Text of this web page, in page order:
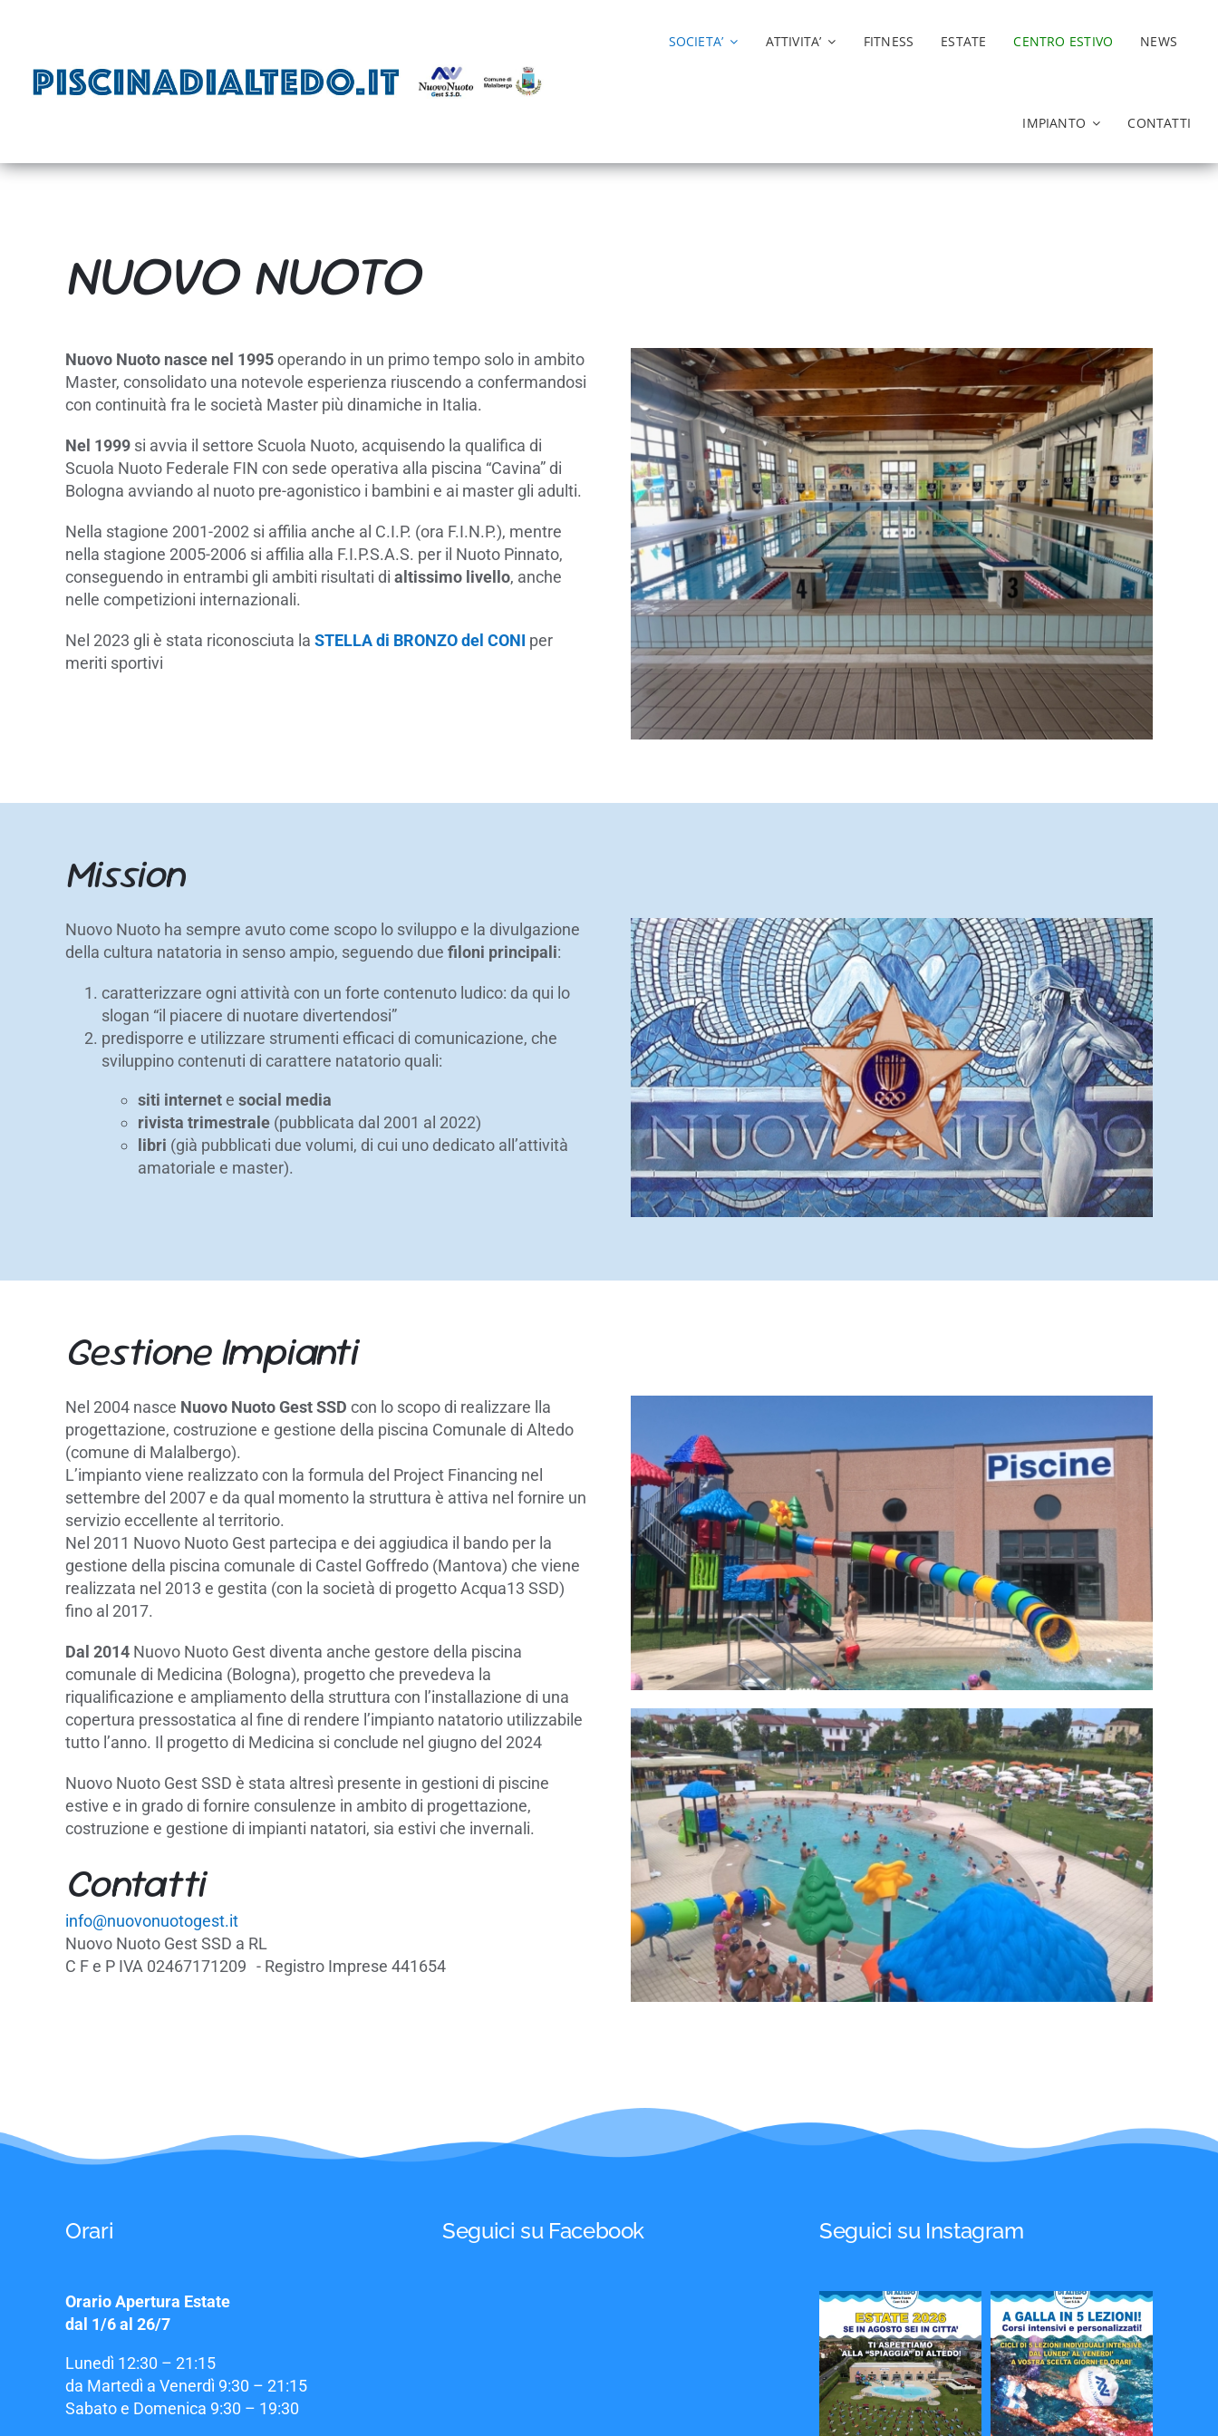
SOCIETA’ ATTIVITA’ FITNESS ESTATE CENTRO ESTIVO NEWS
IMPIANTO CONTATTI
NUOVO NUOTO
Nuovo Nuoto nasce nel 1995operando in un primo tempo solo in ambito
Master, consolidato una notevole esperienza riuscendo a confermandosi
con continuità fra le società Master più dinamiche in Italia.
Nel 1999si avvia il settore Scuola Nuoto, acquisendo la qualifica di
Scuola Nuoto Federale FIN con sede operativa alla piscina “Cavina” di
Bologna avviando al nuoto pre-agonistico i bambini e ai master gli adulti.
Nella stagione 2001-2002 si affilia anche al C.I.P. (ora F.I.N.P.), mentre
nella stagione 2005-2006 si affilia alla F.I.P.S.A.S. per il Nuoto Pinnato,
conseguendo in entrambi gli ambiti risultati di altissimo livello, anche
nelle competizioni internazionali.
Nel 2023 gli è stata riconosciuta la STELLA di BRONZO del CONI per
meriti sportivi
Mission
Nuovo Nuoto ha sempre avuto come scopo lo sviluppo e la divulgazione
della cultura natatoria in senso ampio, seguendo due filoni principali:
caratterizzare ogni attività con un forte contenuto ludico: da qui lo
slogan “il piacere di nuotare divertendosi”
predisporre e utilizzare strumenti efficaci di comunicazione, che
sviluppino contenuti di carattere natatorio quali:
siti internete social media
rivista trimestrale(pubblicata dal 2001 al 2022)
libri (già pubblicati due volumi, di cui uno dedicato all’attività
amatoriale e master).
Gestione Impianti
Nel 2004 nasce Nuovo Nuoto Gest SSD con lo scopo di realizzare lla
progettazione, costruzione e gestione della piscina Comunale di Altedo
(comune di Malalbergo).
L’impianto viene realizzato con la formula del Project Financing nel
settembre del 2007 e da qual momento la struttura è attiva nel fornire un
servizio eccellente al territorio.
Nel 2011 Nuovo Nuoto Gest partecipa e dei aggiudica il bando per la
gestione della piscina comunale di Castel Goffredo (Mantova) che viene
realizzata nel 2013 e gestita (con la società di progetto Acqua13 SSD)
fino al 2017.
Dal 2014Nuovo Nuoto Gest diventa anche gestore della piscina
comunale di Medicina (Bologna), progetto che prevedeva la
riqualificazione e ampliamento della struttura con l’installazione di una
copertura pressostatica al fine di rendere l’impianto natatorio utilizzabile
tutto l’anno. Il progetto di Medicina si conclude nel giugno del 2024
Nuovo Nuoto Gest SSD è stata altresì presente in gestioni di piscine
estive e in grado di fornire consulenze in ambito di progettazione,
costruzione e gestione di impianti natatori, sia estivi che invernali.
Contatti
info@nuovonuotogest.it
Nuovo Nuoto Gest SSD a RL
C F e P IVA 02467171209 - Registro Imprese 441654
Orari
Orario Apertura Estate
dal 1/6 al 26/7
Lunedì 12:30 – 21:15
da Martedì a Venerdì 9:30 – 21:15
Sabato e Domenica 9:30 – 19:30
Seguici su Facebook Seguici su Instagram